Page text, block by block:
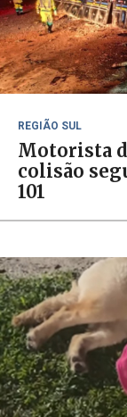
REGIÃO SUL
Motorista
colisão
101